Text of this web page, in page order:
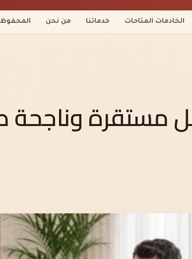
الخادمات المتاحات خدماتنا من نحن
مستقرة وناجحة